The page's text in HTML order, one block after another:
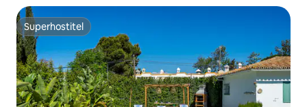
Superhostiteľ
Superhostiteľ